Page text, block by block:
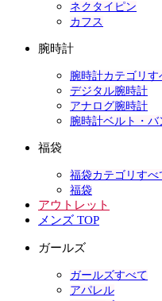
ネクタイピン
カフス
腕時計
腕時計カテゴリす
デジタル腕時計
アナログ腕時計
腕時計ベルト・バ
福袋
福袋カテゴリすべ
福袋
アウトレット
メンズ TOP
ガールズ
ガールズすべて
アパレル